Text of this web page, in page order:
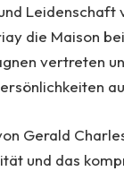
die Maison
vertreten
Gerald
und das